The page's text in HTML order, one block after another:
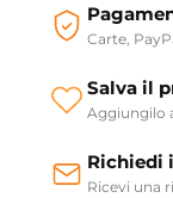
Carte,
Salva il
Aggiungilo
Richiedi
Ricevi una